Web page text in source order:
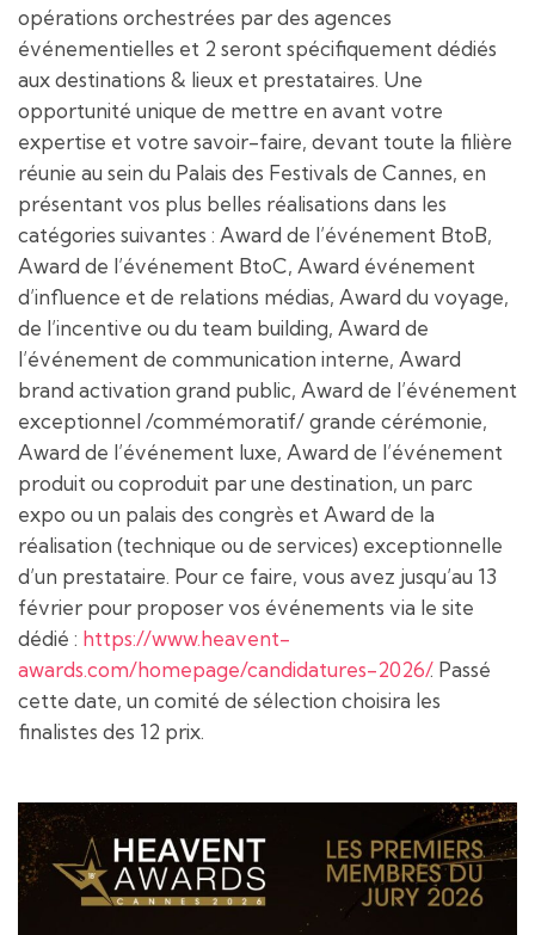
opérations orchestrées par des agences
événementielles et 2 seront spécifiquement dédiés
aux destinations & lieux et prestataires. Une
opportunité unique de mettre en avant votre
expertise et votre savoir-faire, devant toute la filière
réunie au sein du Palais des Festivals de Cannes, en
présentant vos plus belles réalisations dans les
catégories suivantes : Award de l’événement BtoB,
Award de l’événement BtoC, Award événement
d’influence et de relations médias, Award du voyage,
de l’incentive ou du team building, Award de
l’événement de communication interne, Award
brand activation grand public, Award de l’événement
exceptionnel /commémoratif/ grande cérémonie,
Award de l’événement luxe, Award de l’événement
produit ou coproduit par une destination, un parc
expo ou un palais des congrès et Award de la
réalisation (technique ou de services) exceptionnelle
d’un prestataire. Pour ce faire, vous avez jusqu’au 13
février pour proposer vos événements via le site
dédié : https://www.heavent-
awards.com/homepage/candidatures-2026/. Passé
cette date, un comité de sélection choisira les
finalistes des 12 prix.